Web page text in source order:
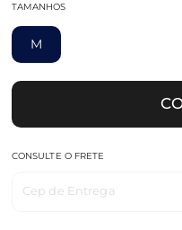
TAMANHOS
M
CONSULTE O FRETE
Cep de Entrega